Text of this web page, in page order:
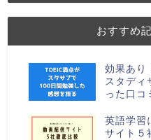
おすすめ
効果あり
スタディ
った口コ
英語学習
サイト５